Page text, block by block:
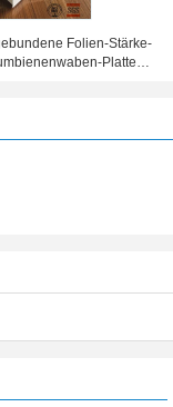
Folien-Stärke-
Platten,